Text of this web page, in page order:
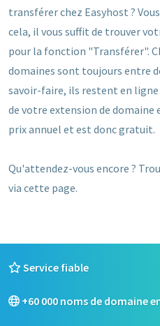
transférer chez Easyhost ?
cela, il vous suffit de trouver
pour la fonction "Transférer".
domaines sont toujours entre
savoir-faire, ils restent en
de votre extension de
prix annuel et est donc gratuit.
Qu'attendez-vous encore ?
via cette page.
Service fiable
+60 000 noms de domaine